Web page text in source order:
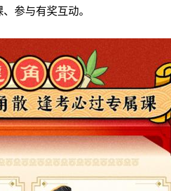
参与有奖互动。